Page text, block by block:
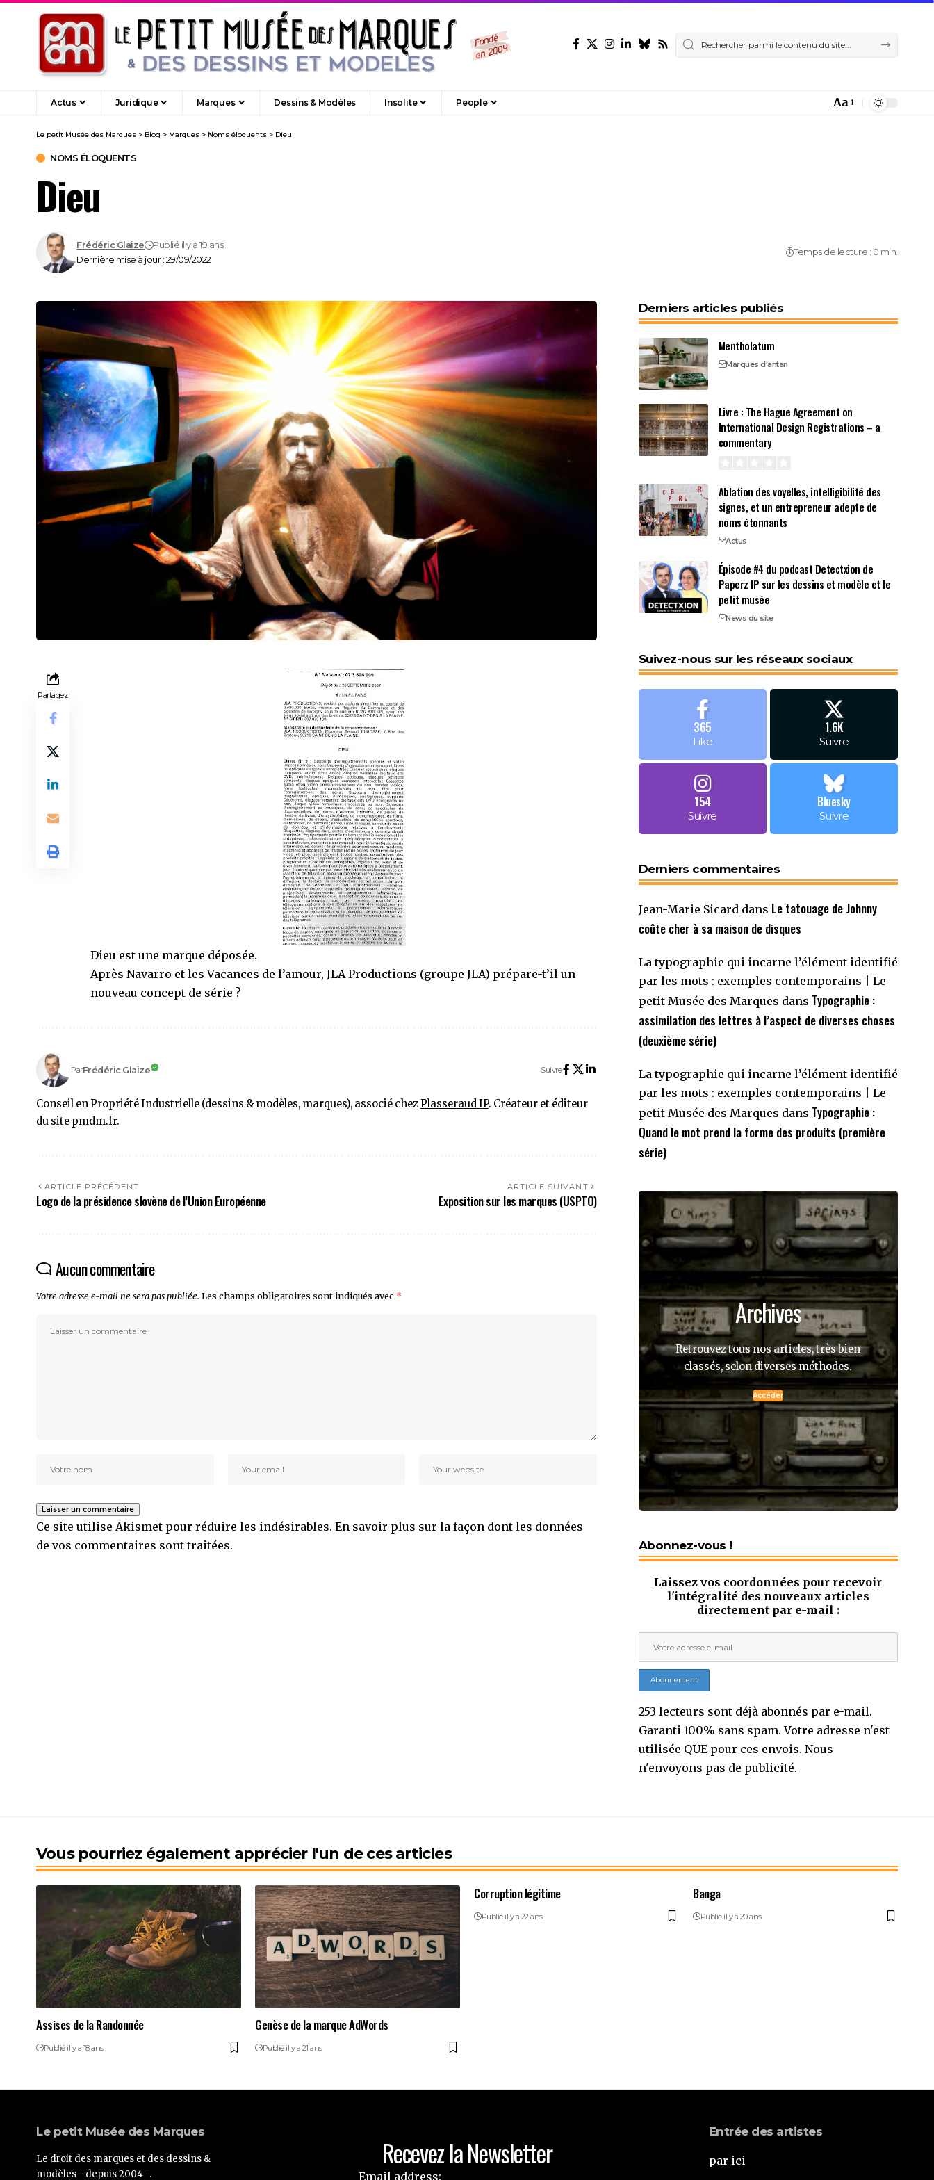
Actus Juridique Marques Dessins & Modèles Insolite People
Font
Aa
Le petit Musée des Marques > Blog > Marques > Noms éloquents > Dieu
NOMS ÉLOQUENTS
Dieu
Dernière mise à jour : 29/09/2022
Frédéric Glaize Publié il y a 19 ans
Temps de lecture : 0 min.
Partagez
Dieu est une marque déposée.
Après Navarro et les Vacances de l’amour, JLA Productions (groupe JLA) prépare-t’il un
nouveau concept de série ?
ParFrédéric Glaize Suivre
Conseil en Propriété Industrielle (dessins & modèles, marques), associé chezPlasseraud IP. Créateur et éditeur
du site pmdm.fr.
ARTICLE PRÉCÉDENT
Logo de la présidence slovène de l’Union Européenne
ARTICLE SUIVANT
Exposition sur les marques (USPTO)
Aucun commentaire
Votre adresse e-mail ne sera pas publiée. Les champs obligatoires sont indiqués avec *
Ce site utilise Akismet pour réduire les indésirables. En savoir plus sur la façon dont les données
de vos commentaires sont traitées.
Derniers articles publiés
Mentholatum
Marques d'antan
Livre : The Hague Agreement on
International Design Registrations – a
commentary
Ablation des voyelles, intelligibilité des
signes, et un entrepreneur adepte de
noms étonnants
Actus
Épisode #4 du podcast Detectxion de
Paperz IP sur les dessins et modèle et le
petit musée
News du site
Suivez-nous sur les réseaux sociaux
365
Like
1.6K
Suivre
154
Suivre
Bluesky
Suivre
Derniers commentaires
Jean-Marie Sicard dans Le tatouage de Johnny
coûte cher à sa maison de disques
La typographie qui incarne l’élément identifié
par les mots : exemples contemporains | Le
petit Musée des Marques dans Typographie :
assimilation des lettres à l’aspect de diverses choses
(deuxième série)
La typographie qui incarne l’élément identifié
par les mots : exemples contemporains | Le
petit Musée des Marques dans Typographie :
Quand le mot prend la forme des produits (première
série)
Archives
Retrouvez tous nos articles, très bien
classés, selon diverses méthodes.
Accéder
Abonnez-vous !
Laissez vos coordonnées pour recevoir
l'intégralité des nouveaux articles
directement par e-mail :
253 lecteurs sont déjà abonnés par e-mail.
Garanti 100% sans spam. Votre adresse n'est
utilisée QUE pour ces envois. Nous
n'envoyons pas de publicité.
Vous pourriez également apprécier l'un de ces articles
Assises de la Randonnée
Publié il y a 18 ans
Genèse de la marque AdWords
Publié il y a 21 ans
Corruption légitime
Publié il y a 22 ans
Banga
Publié il y a 20 ans
Le petit Musée des Marques
Le droit des marques et des dessins &
modèles - depuis 2004 -.
Recevez la Newsletter
Email address:
Entrée des artistes
par ici